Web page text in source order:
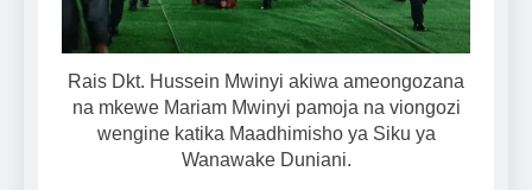
Rais Dkt. Hussein Mwinyi akiwa ameongozana
na mkewe Mariam Mwinyi pamoja na viongozi
wengine katika Maadhimisho ya Siku ya
Wanawake Duniani.